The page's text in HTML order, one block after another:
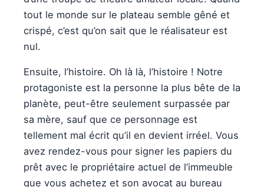
tout le monde sur le plateau semble gêné et
crispé, c’est qu’on sait que le réalisateur est
nul.
Ensuite, l’histoire. Oh là là, l’histoire ! Notre
protagoniste est la personne la plus bête de la
planète, peut-être seulement surpassée par
sa mère, sauf que ce personnage est
tellement mal écrit qu’il en devient irréel. Vous
avez rendez-vous pour signer les papiers du
prêt avec le propriétaire actuel de l’immeuble
que vous achetez et son avocat au bureau